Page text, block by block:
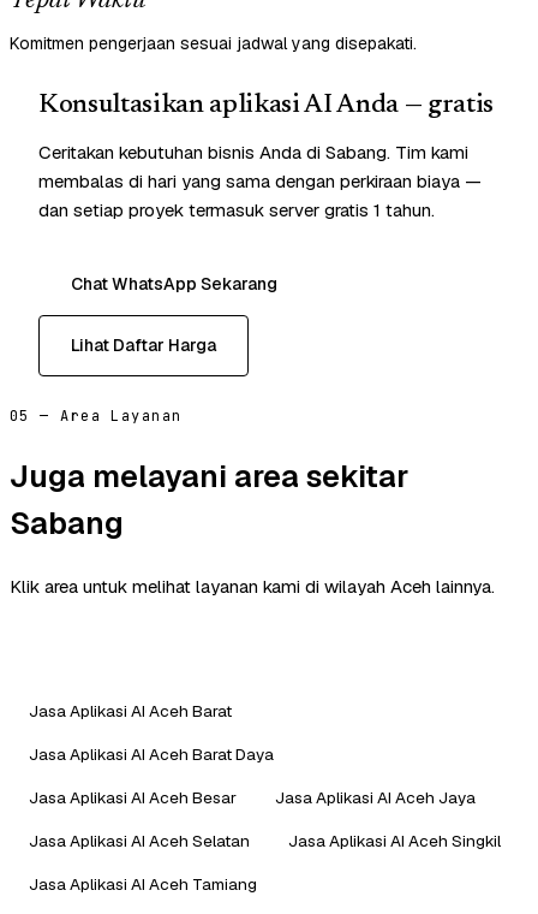
Komitmen pengerjaan sesuai jadwal yang disepakati.
Konsultasikan aplikasi AI Anda — gratis
Ceritakan kebutuhan bisnis Anda di Sabang. Tim kami
membalas di hari yang sama dengan perkiraan biaya —
dan setiap proyek termasuk server gratis 1 tahun.
Chat WhatsApp Sekarang
Lihat Daftar Harga
05 — Area Layanan
Juga melayani area sekitar
Sabang
Klik area untuk melihat layanan kami di wilayah Aceh lainnya.
Jasa Aplikasi AI Aceh Barat
Jasa Aplikasi AI Aceh Barat Daya
Jasa Aplikasi AI Aceh Besar
Jasa Aplikasi AI Aceh Jaya
Jasa Aplikasi AI Aceh Selatan
Jasa Aplikasi AI Aceh Singkil
Jasa Aplikasi AI Aceh Tamiang